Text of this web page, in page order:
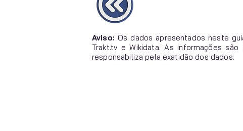
Aviso:Os dados apresentados neste
Trakt.tv e Wikidata. As informações
responsabiliza pela exatidão dos dados.